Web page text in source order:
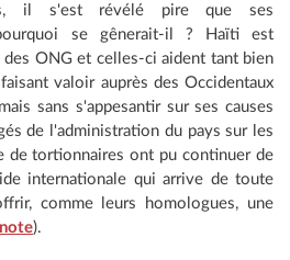
il s'est révélé pire que ses
se gênerait-il ? Haïti est
des ONG et celles-ci aident tant bien
valoir auprès des Occidentaux
sans s'appesantir sur ses causes
de l'administration du pays sur les
de tortionnaires ont pu continuer de
internationale qui arrive de toute
comme leurs homologues, une
note).